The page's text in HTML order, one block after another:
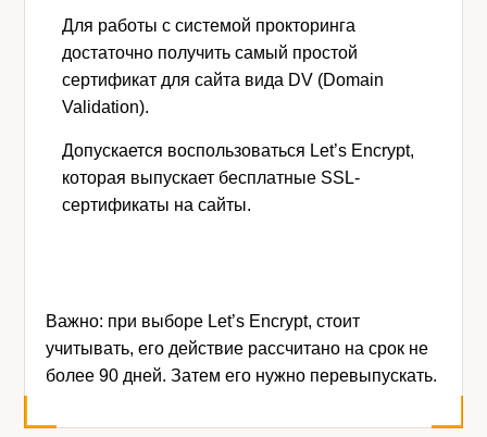
Для работы с системой прокторинга
достаточно получить самый простой
сертификат для сайта вида DV (Domain
Validation).
Допускается воспользоваться Let’s Encrypt,
которая выпускает бесплатные SSL-
сертификаты на сайты.
Важно: при выборе Let’s Encrypt, стоит
учитывать, его действие рассчитано на срок не
более 90 дней. Затем его нужно перевыпускать.